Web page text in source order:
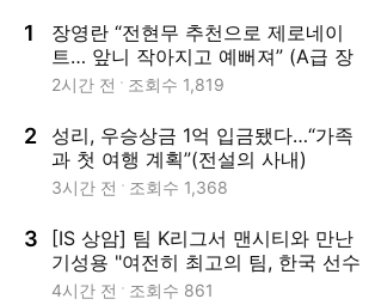
1
장영란 “전현무 추천으로 제로네이
트… 앞니 작아지고 예뻐져” (A급 장
영란)
2시간 전 조회수 1,819
2
성리, 우승상금 1억 입금됐다…“가족
과 첫 여행 계획”(전설의 사내)
3시간 전 조회수 1,368
3
[IS 상암] 팀 K리그서 맨시티와 만난
기성용 "여전히 최고의 팀, 한국 선수
들에게 좋은 훈련"
4시간 전 조회수 861